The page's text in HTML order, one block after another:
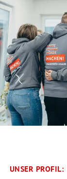
UNSER PROFIL: